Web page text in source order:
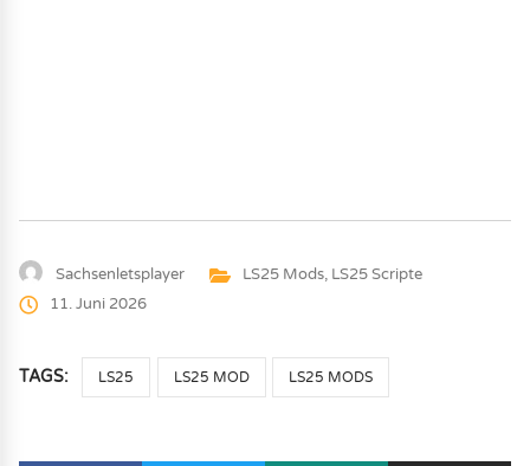
Sachsenletsplayer LS25 Mods, LS25 Scripte
11. Juni 2026
TAGS: LS25 LS25 MOD LS25 MODS